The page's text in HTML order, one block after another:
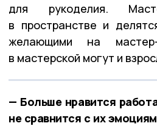
для рукоделия.
в пространстве и
желающими на мастер-
в мастерской могут и
— Больше нравится
не сравнится с их